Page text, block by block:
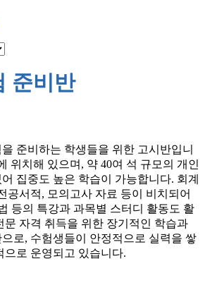
준비반
준비하는 학생들을 위한 고시반입니
위치해 있으며, 약 40여 석 규모의 개인
집중도 높은 학습이 가능합니다. 회계
공서적, 모의고사 자료 등이 비치되어
등의 특강과 과목별 스터디 활동도 활
문 자격 취득을 위한 장기적인 학습과
로, 수험생들이 안정적으로 실력을 쌓
으로 운영되고 있습니다.